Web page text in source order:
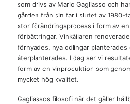
som drivs av Mario Gagliasso och
gården från sin far i slutet av 1980-
stor förändringsprocess i form av
förbättringar. Vinkällaren
förnyades, nya odlingar planterades
återplanterades. I dag ser vi
form av en vinproduktion som
mycket hög kvalitet.
Gagliassos filosofi när det gäller